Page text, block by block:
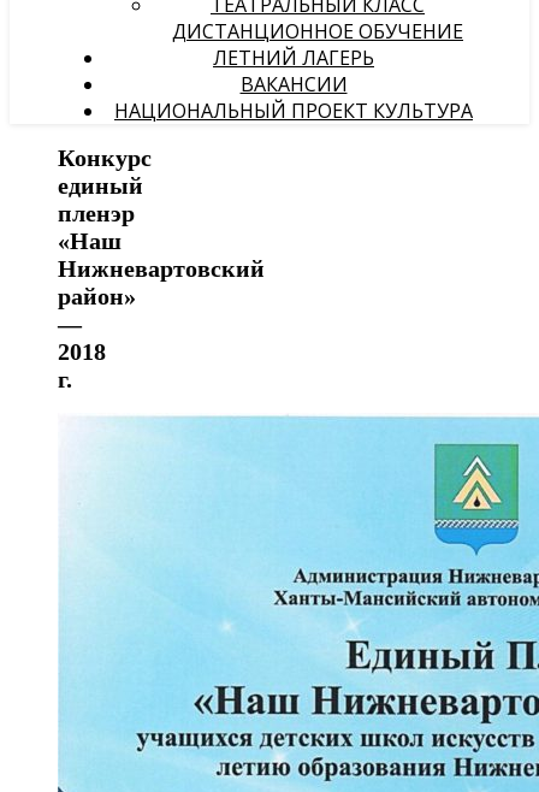
ДИСТАНЦИОННОЕ ОБУЧЕНИЕ
ЛЕТНИЙ ЛАГЕРЬ
ВАКАНСИИ
НАЦИОНАЛЬНЫЙ ПРОЕКТ КУЛЬТУРА
Конкурс
единый
пленэр
«Наш
Нижневартовский
район»
—
2018
г.